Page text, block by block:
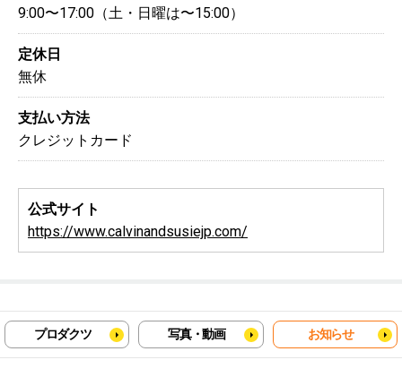
9:00〜17:00（土・日曜は〜15:00）
定休日
無休
支払い方法
クレジットカード
公式サイト
https://www.calvinandsusiejp.com/
プロダクツ 写真・動画 お知らせ